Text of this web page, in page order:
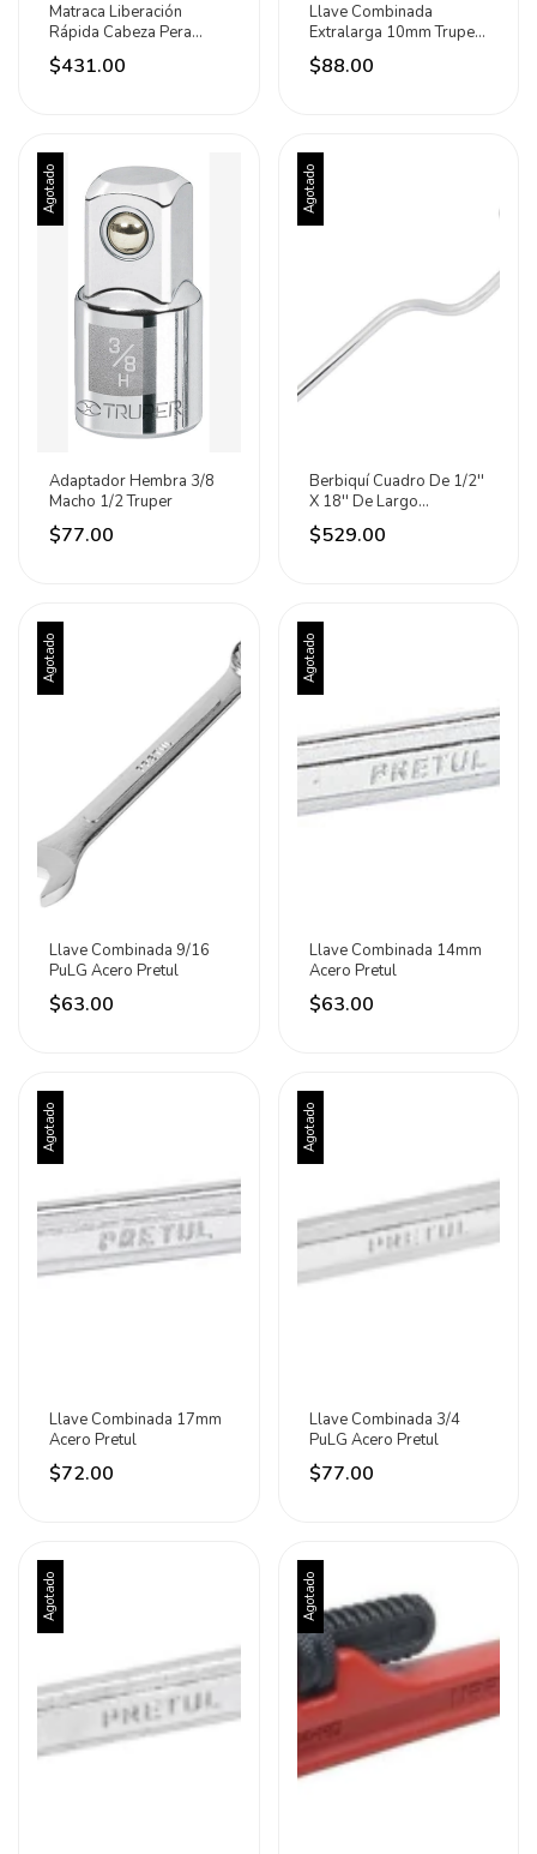
Matraca Liberación
Rápida Cabeza Pera
Cuadro 3/8 Truper
$431.00
Llave Combinada
Extralarga 10mm Truper
Expert Plateado
$88.00
Agotado
Adaptador Hembra 3/8
Macho 1/2 Truper
$77.00
Agotado
Berbiquí Cuadro De 1/2''
X 18'' De Largo
Cromado Urrea
$529.00
Agotado
Llave Combinada 9/16
PuLG Acero Pretul
$63.00
Agotado
Llave Combinada 14mm
Acero Pretul
$63.00
Agotado
Llave Combinada 17mm
Acero Pretul
$72.00
Agotado
Llave Combinada 3/4
PuLG Acero Pretul
$77.00
Agotado Agotado